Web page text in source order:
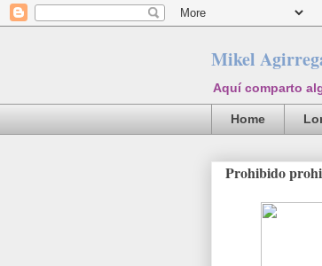
Mikel
Aquí comparto
Home
Prohibido